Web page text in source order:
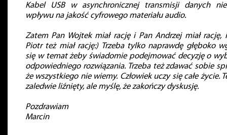
Kabel USB w asynchronicznej transmisji danych
wpływu na jakość cyfrowego materiału audio.
Zatem Pan Wojtek miał rację i Pan Andrzej miał rację,
Piotr też miał rację:) Trzeba tylko naprawdę głęboko
się w temat żeby świadomie podejmować decyzję o
odpowiedniego rozwiązania. Trzeba też zdawać sobie
że wszystkiego nie wiemy. Człowiek uczy się całe życie.
zaledwie liźnięty, ale myślę, że zakończy dyskusję.
Pozdrawiam
Marcin